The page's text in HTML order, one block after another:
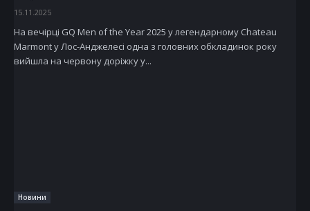
15.11.2025
На вечірці GQ Men of the Year 2025 у легендарному Chateau
Marmont у Лос-Анджелесі одна з головних обкладинок року
вийшла на червону доріжку у...
Новини